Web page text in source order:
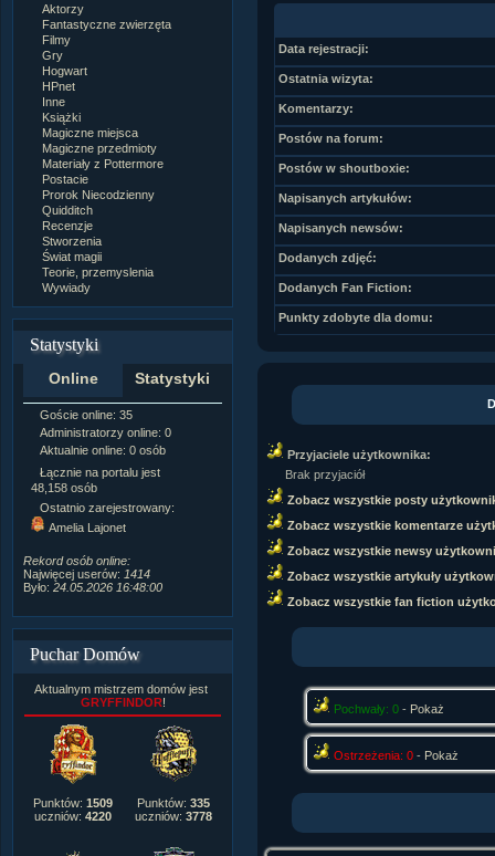
Aktorzy
Fantastyczne zwierzęta
Filmy
Gry
Hogwart
HPnet
Inne
Książki
Magiczne miejsca
Magiczne przedmioty
Materiały z Pottermore
Postacie
Prorok Niecodzienny
Quidditch
Recenzje
Stworzenia
Świat magii
Teorie, przemyslenia
Wywiady
Statystyki
Online Statystyki
Goście online: 35
Administratorzy online: 0
Aktualnie online: 0 osób
Łącznie na portalu jest
48,158 osób
Ostatnio zarejestrowany:
Amelia Lajonet
Rekord osób online:
Najwięcej userów: 1414
Było: 24.05.2026 16:48:00
Napisanych artykułów:
Zdjęć w galerii:21,490
Tematów na forum: 3,921
Postów na forum:
Komentarzy do materiałów:
222,019
3,327
Wlepionych ostrzeżeń:4,170
Puchar Domów
Aktualnym mistrzem domów jest
GRYFFINDOR!
Punktów: 1509
uczniów: 4220
Punktów: 335
uczniów: 3778
Data rejestracji:
Ostatnia wizyta:
Komentarzy:
Postów na forum:
Postów w shoutboxie:
Napisanych artykułów:
Napisanych newsów:
Dodanych zdjęć:
Dodanych Fan Fiction:
Punkty zdobyte dla domu:
Przyjaciele użytkownika:
Brak przyjaciół
Zobacz wszystkie posty
Zobacz wszystkie komentarze
Zobacz wszystkie newsy
Zobacz wszystkie artykuły
Zobacz wszystkie fan fiction
Pochwały: 0- Pokaż
Ostrzeżenia: 0- Pokaż